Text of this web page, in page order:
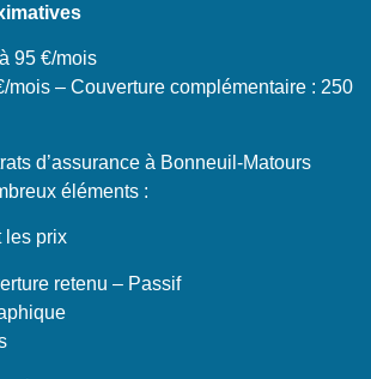
95 €/mois
mois – Couverture complémentaire : 250
d’assurance à Bonneuil-Matours
éléments :
les prix
retenu – Passif